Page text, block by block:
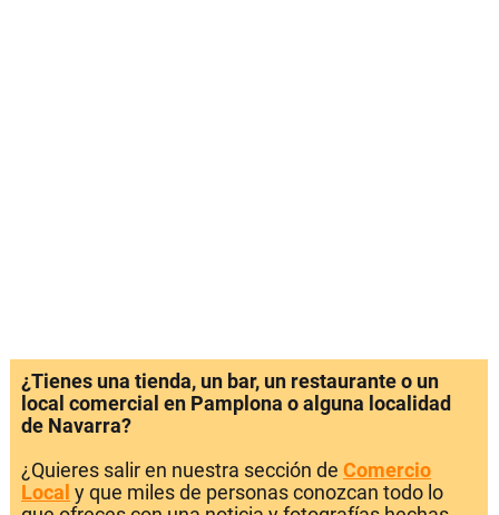
¿Tienes una tienda, un bar, un restaurante o un
local comercial en Pamplona o alguna localidad
de Navarra?
¿Quieres salir en nuestra sección de Comercio
Local y que miles de personas conozcan todo lo